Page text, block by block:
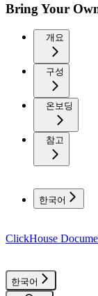
Bring Your
개요
구성
온보딩
참고
한국어
ClickHouse
한국어